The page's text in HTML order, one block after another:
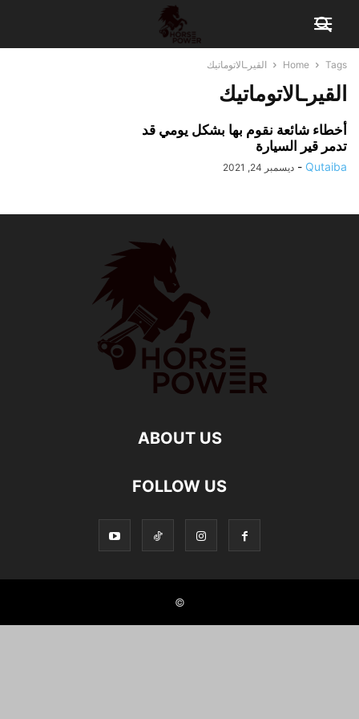
Home Tags القيرـالاتوماتيك
القيرـالاتوماتيك
أخطاء شائعة نقوم بها بشكل يومي قد
تدمر قير السيارة
Qutaiba
- ديسمبر 24, 2021
ABOUT US
FOLLOW US
©